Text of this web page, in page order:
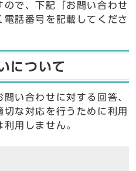
で、下記「お問い合わせ
話番号を記載してくださ
について
い合わせに対する回答、
な対応を行うために利用
用しません。